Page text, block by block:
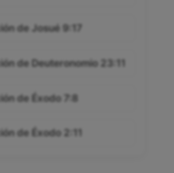
de Josué 9:17
de Deuteronomio 23:11
de Éxodo 7:8
de Éxodo 2:11